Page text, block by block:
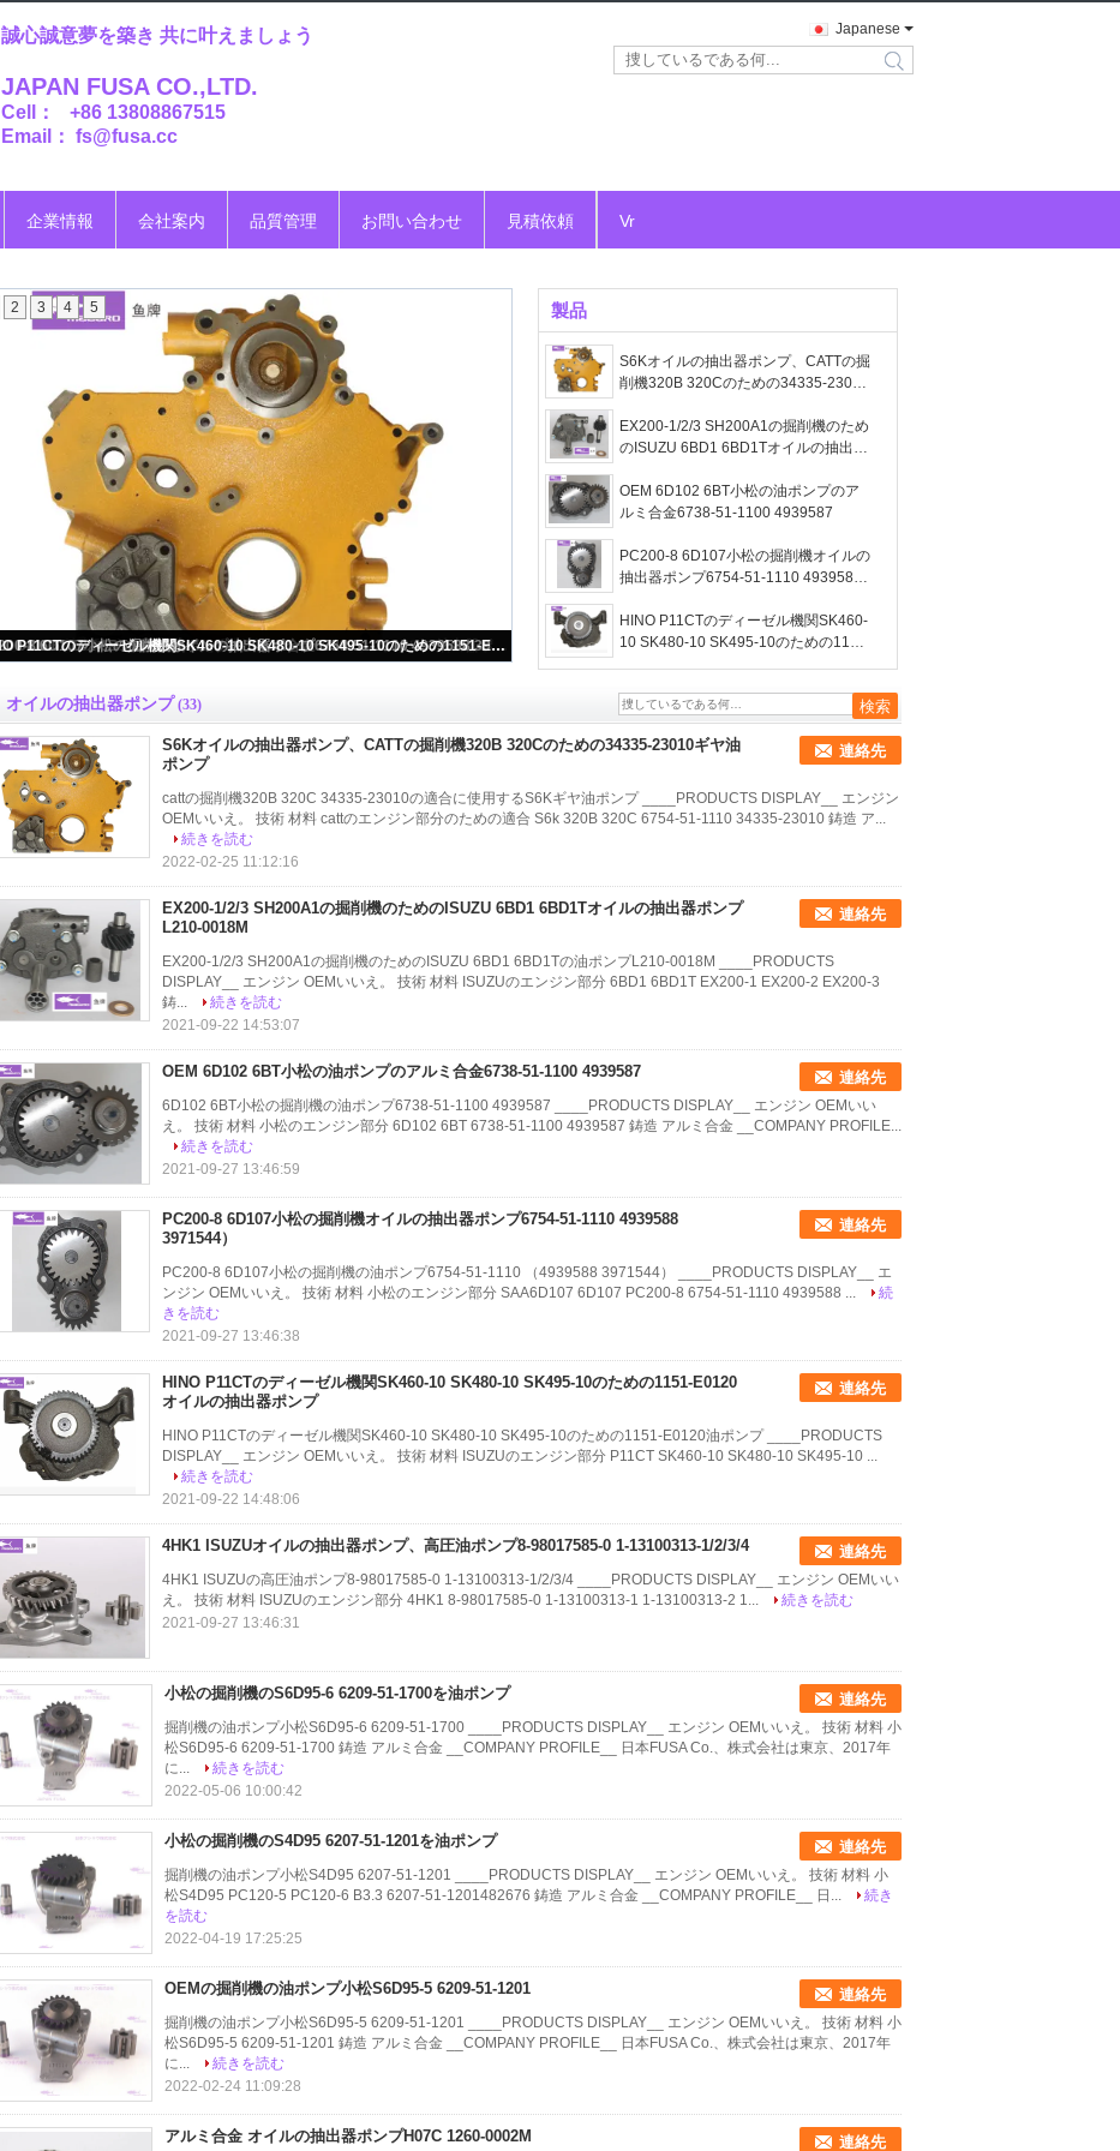
誠心誠意夢を築き 共に叶えましょう
JAPAN FUSA CO.,LTD.
Cell： +86 13808867515
Email： fs@fusa.cc
Japanese
search
企業情報 会社案内 品質管理 お問い合わせ 見積依頼 Vr
S6Kオイルの抽出器ポンプ、CATTの掘削機320B 320Cのための34335-23010ギヤ油ポンプ
2 3 4 5 製品
S6Kオイルの抽出器ポンプ、CATTの掘
削機320B 320Cのための34335-23010
EX200-1/2/3 SH200A1の掘削機のため
のISUZU 6BD1 6BD1Tオイルの抽出器
OEM 6D102 6BT小松の油ポンプのア
ルミ合金6738-51-1100 4939587
PC200-8 6D107小松の掘削機オイルの
抽出器ポンプ6754-51-1110 4939588
HINO P11CTのディーゼル機関SK460-
10 SK480-10 SK495-10のための1151-
オイルの抽出器ポンプ (33)
S6Kオイルの抽出器ポンプ、CATTの掘削機320B 320Cのための34335-23010ギヤ油
ポンプ
連絡先
cattの掘削機320B 320C 34335-23010の適合に使用するS6Kギヤ油ポンプ ____PRODUCTS DISPLAY__ エンジン
OEMいいえ。 技術 材料 cattのエンジン部分のための適合 S6k 320B 320C 6754-51-1110 34335-23010 鋳造 ア...
続きを読む
2022-02-25 11:12:16
EX200-1/2/3 SH200A1の掘削機のためのISUZU 6BD1 6BD1Tオイルの抽出器ポンプ
L210-0018M
連絡先
EX200-1/2/3 SH200A1の掘削機のためのISUZU 6BD1 6BD1Tの油ポンプL210-0018M ____PRODUCTS
DISPLAY__ エンジン OEMいいえ。 技術 材料 ISUZUのエンジン部分 6BD1 6BD1T EX200-1 EX200-2 EX200-3
鋳...
続きを読む
2021-09-22 14:53:07
OEM 6D102 6BT小松の油ポンプのアルミ合金6738-51-1100 4939587 連絡先
6D102 6BT小松の掘削機の油ポンプ6738-51-1100 4939587 ____PRODUCTS DISPLAY__ エンジン OEMいい
え。 技術 材料 小松のエンジン部分 6D102 6BT 6738-51-1100 4939587 鋳造 アルミ合金 __COMPANY PROFILE...
続きを読む
2021-09-27 13:46:59
PC200-8 6D107小松の掘削機オイルの抽出器ポンプ6754-51-1110 4939588
3971544）
連絡先
PC200-8 6D107小松の掘削機の油ポンプ6754-51-1110 （4939588 3971544） ____PRODUCTS DISPLAY__ エ
ンジン OEMいいえ。 技術 材料 小松のエンジン部分 SAA6D107 6D107 PC200-8 6754-51-1110 4939588 ...
続
きを読む
2021-09-27 13:46:38
HINO P11CTのディーゼル機関SK460-10 SK480-10 SK495-10のための1151-E0120
オイルの抽出器ポンプ
連絡先
HINO P11CTのディーゼル機関SK460-10 SK480-10 SK495-10のための1151-E0120油ポンプ ____PRODUCTS
DISPLAY__ エンジン OEMいいえ。 技術 材料 ISUZUのエンジン部分 P11CT SK460-10 SK480-10 SK495-10 ...
続きを読む
2021-09-22 14:48:06
4HK1 ISUZUオイルの抽出器ポンプ、高圧油ポンプ8-98017585-0 1-13100313-1/2/3/4 連絡先
4HK1 ISUZUの高圧油ポンプ8-98017585-0 1-13100313-1/2/3/4 ____PRODUCTS DISPLAY__ エンジン OEMいい
え。 技術 材料 ISUZUのエンジン部分 4HK1 8-98017585-0 1-13100313-1 1-13100313-2 1...
続きを読む
2021-09-27 13:46:31
小松の掘削機のS6D95-6 6209-51-1700を油ポンプ 連絡先
掘削機の油ポンプ小松S6D95-6 6209-51-1700 ____PRODUCTS DISPLAY__ エンジン OEMいいえ。 技術 材料 小
松S6D95-6 6209-51-1700 鋳造 アルミ合金 __COMPANY PROFILE__ 日本FUSA Co.、株式会社は東京、2017年
に...
続きを読む
2022-05-06 10:00:42
小松の掘削機のS4D95 6207-51-1201を油ポンプ 連絡先
掘削機の油ポンプ小松S4D95 6207-51-1201 ____PRODUCTS DISPLAY__ エンジン OEMいいえ。 技術 材料 小
松S4D95 PC120-5 PC120-6 B3.3 6207-51-1201482676 鋳造 アルミ合金 __COMPANY PROFILE__ 日...
続き
を読む
2022-04-19 17:25:25
OEMの掘削機の油ポンプ小松S6D95-5 6209-51-1201 連絡先
掘削機の油ポンプ小松S6D95-5 6209-51-1201 ____PRODUCTS DISPLAY__ エンジン OEMいいえ。 技術 材料 小
松S6D95-5 6209-51-1201 鋳造 アルミ合金 __COMPANY PROFILE__ 日本FUSA Co.、株式会社は東京、2017年
に...
続きを読む
2022-02-24 11:09:28
アルミ合金 オイルの抽出器ポンプH07C 1260-0002M 連絡先